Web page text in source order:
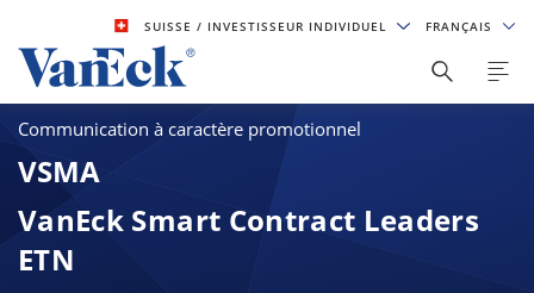
SUISSE/ INVESTISSEUR INDIVIDUEL FRANÇAIS
Communication à caractère promotionnel
VSMA
VanEck Smart Contract Leaders
ETN